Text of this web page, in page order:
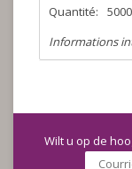
Quantité:
5000
Informations
Wilt u op de